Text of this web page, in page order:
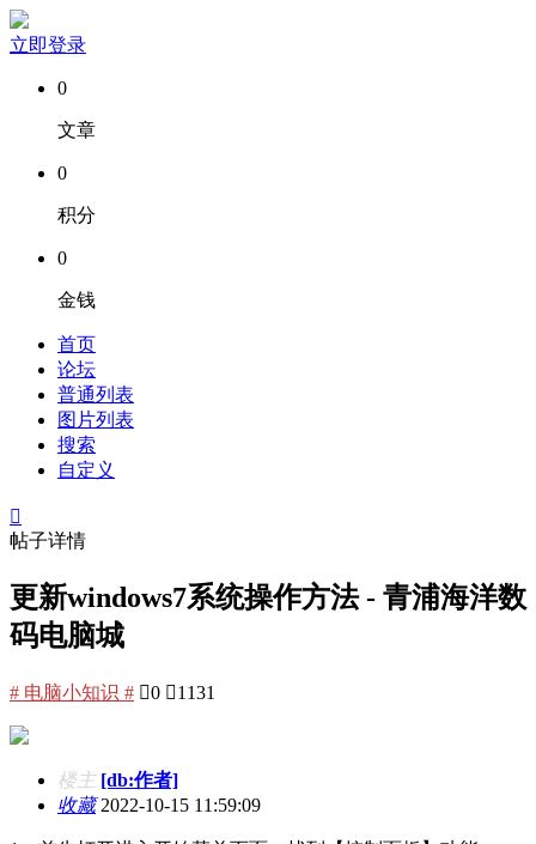
立即登录
0
文章
0
积分
0
金钱
首页
论坛
普通列表
图片列表
搜索
自定义

帖子详情
更新windows7系统操作方法 - 青浦海洋数
码电脑城
# 电脑小知识 # 0 1131
楼主 [db:作者]
收藏2022-10-15 11:59:09